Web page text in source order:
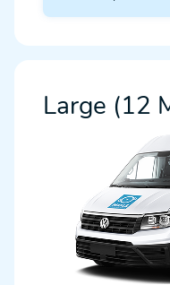
Large (12